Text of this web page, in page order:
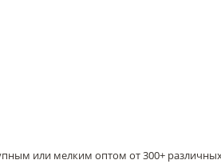
или мелким оптом от 300+